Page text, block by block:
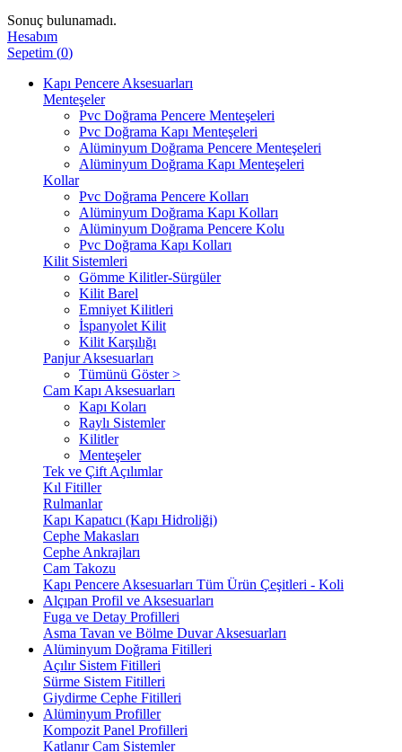
Sonuç bulunamadı.
Hesabım
Sepetim (0)
Kapı Pencere Aksesuarları
Menteşeler
Pvc Doğrama Pencere Menteşeleri
Pvc Doğrama Kapı Menteşeleri
Alüminyum Doğrama Pencere Menteşeleri
Alüminyum Doğrama Kapı Menteşeleri
Kollar
Pvc Doğrama Pencere Kolları
Alüminyum Doğrama Kapı Kolları
Alüminyum Doğrama Pencere Kolu
Pvc Doğrama Kapı Kolları
Kilit Sistemleri
Gömme Kilitler-Sürgüler
Kilit Barel
Emniyet Kilitleri
İspanyolet Kilit
Kilit Karşılığı
Panjur Aksesuarları
Tümünü Göster >
Cam Kapı Aksesuarları
Kapı Koları
Raylı Sistemler
Kilitler
Menteşeler
Tek ve Çift Açılımlar
Kıl Fitiller
Rulmanlar
Kapı Kapatıcı (Kapı Hidroliği)
Cephe Makasları
Cephe Ankrajları
Cam Takozu
Kapı Pencere Aksesuarları Tüm Ürün Çeşitleri - Koli
Alçıpan Profil ve Aksesuarları
Fuga ve Detay Profilleri
Asma Tavan ve Bölme Duvar Aksesuarları
Alüminyum Doğrama Fitilleri
Açılır Sistem Fitilleri
Sürme Sistem Fitilleri
Giydirme Cephe Fitilleri
Alüminyum Profiller
Kompozit Panel Profilleri
Katlanır Cam Sistemler